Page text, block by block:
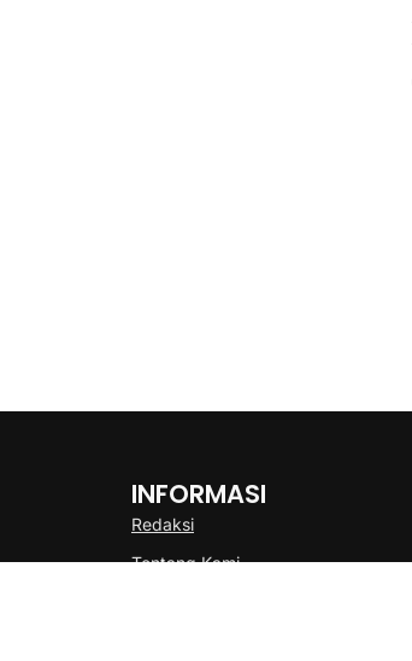
INFORMASI
Redaksi
Tentang Kami